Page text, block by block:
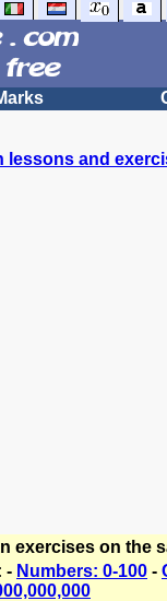
lessons and
exercises on the
- Numbers: 0-100 -